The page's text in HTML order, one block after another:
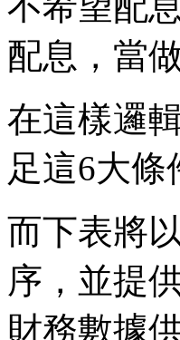
配息，當
在這樣邏
足這6大
而下表將
序，並提
財務數據